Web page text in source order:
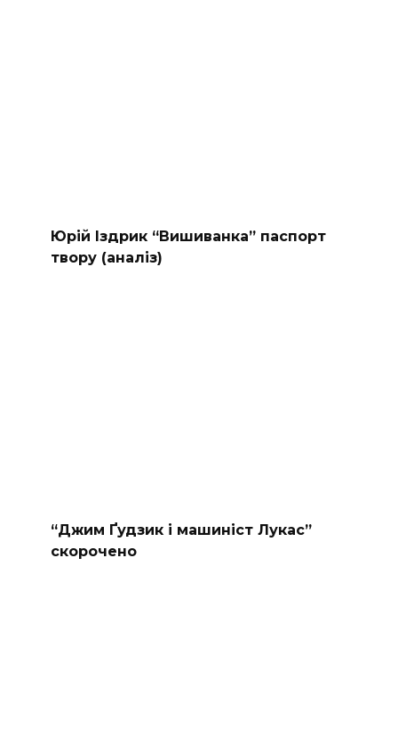
Юрій Іздрик “Вишиванка” паспорт
твору (аналіз)
“Джим Ґудзик і машиніст Лукас”
скорочено